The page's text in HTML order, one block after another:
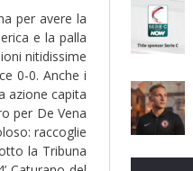
per avere la
e la palla
nitidissime
0-0. Anche i
azione capita
per De Vena
raccoglie
la Tribuna